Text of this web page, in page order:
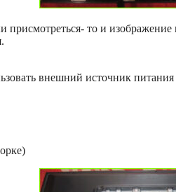
присмотреться- то и
внешний источник